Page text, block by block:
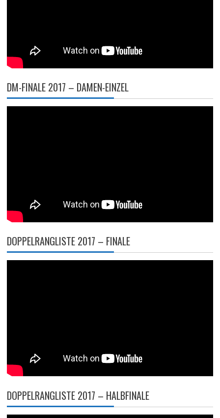
DM-FINALE 2017 – DAMEN-EINZEL
DOPPELRANGLISTE 2017 – FINALE
DOPPELRANGLISTE 2017 – HALBFINALE